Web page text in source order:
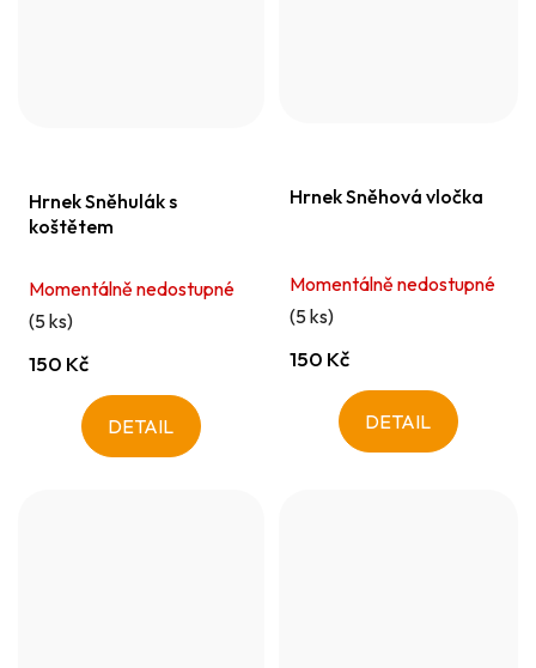
Hrnek Sněhulák s
koštětem
Momentálně nedostupné
(5 ks)
150 Kč
DETAIL
Hrnek Sněhová vločka
Momentálně nedostupné
(5 ks)
150 Kč
DETAIL